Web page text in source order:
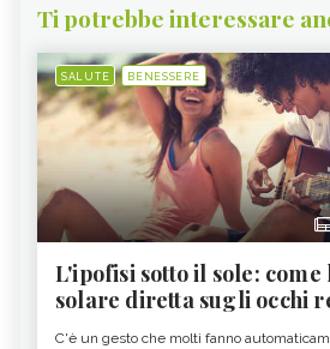
Ti potrebbe interessare
SALUTE BENESSERE
L'ipofisi sotto il sole: come
solare diretta sugli occhi
C'è un gesto che molti fanno